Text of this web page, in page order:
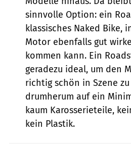
sinnvolle Option: ein
klassisches Naked Bike,
Motor ebenfalls gut
kommen kann. Ein
geradezu ideal, um den
richtig schön in Szene
drumherum auf ein
kaum Karosserieteile,
kein Plastik.